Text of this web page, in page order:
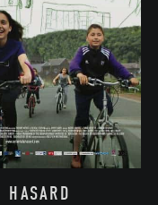
HASARD